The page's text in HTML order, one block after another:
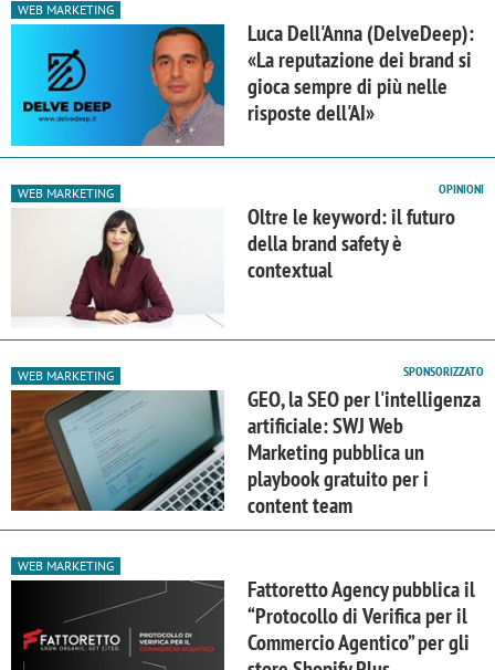
WEB MARKETING
Luca Dell'Anna (DelveDeep):
«La reputazione dei brand si
gioca sempre di più nelle
risposte dell'AI»
WEB MARKETING OPINIONI
Oltre le keyword: il futuro
della brand safety è
contextual
WEB MARKETING SPONSORIZZATO
GEO, la SEO per l'intelligenza
artificiale: SWJ Web
Marketing pubblica un
playbook gratuito per i
content team
WEB MARKETING
Fattoretto Agency pubblica il
“Protocollo di Verifica per il
Commercio Agentico” per gli